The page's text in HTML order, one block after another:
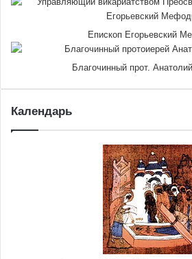
Епископ Егорьевский
Благочинный прот.
Календарь